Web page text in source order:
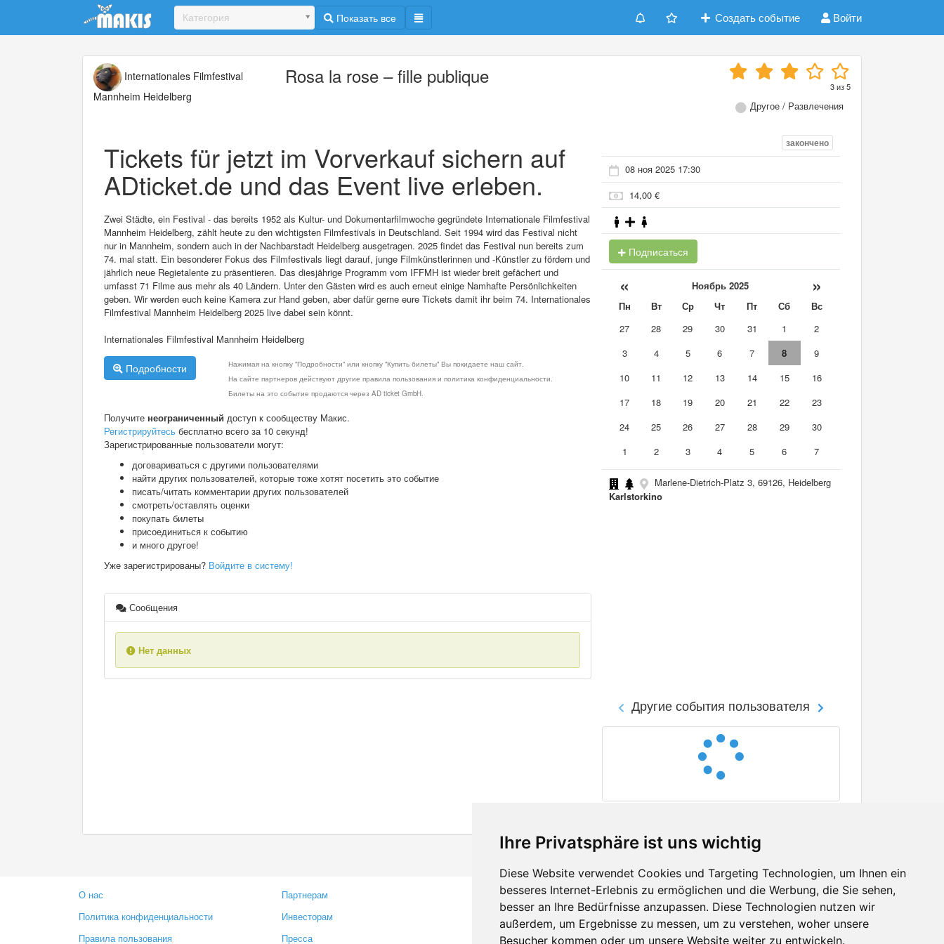
Ihre Privatsphäre ist uns wichtig
Diese Website verwendet Cookies und Targeting Technologien, um Ihnen ein
besseres Internet-Erlebnis zu ermöglichen und die Werbung, die Sie sehen,
besser an Ihre Bedürfnisse anzupassen. Diese Technologien nutzen wir
außerdem, um Ergebnisse zu messen, um zu verstehen, woher unsere
Besucher kommen oder um unsere Website weiter zu entwickeln.
Update cookies preferences
Категория Показать все Создать событие Войти
Internationales Filmfestival
Mannheim Heidelberg
Rosa la rose – fille publique 3из5
Другое / Развлечения
Tickets für jetzt im Vorverkauf sichern auf
ADticket.de und das Event live erleben.
Zwei Städte, ein Festival - das bereits 1952 als Kultur- und Dokumentarfilmwoche gegründete Internationale Filmfestival
Mannheim Heidelberg, zählt heute zu den wichtigsten Filmfestivals in Deutschland. Seit 1994 wird das Festival nicht
nur in Mannheim, sondern auch in der Nachbarstadt Heidelberg ausgetragen. 2025 findet das Festival nun bereits zum
74. mal statt. Ein besonderer Fokus des Filmfestivals liegt darauf, junge Filmkünstlerinnen und -Künstler zu fördern und
jährlich neue Regietalente zu präsentieren. Das diesjährige Programm vom IFFMH ist wieder breit gefächert und
umfasst 71 Filme aus mehr als 40 Ländern. Unter den Gästen wird es auch erneut einige Namhafte Persönlichkeiten
geben. Wir werden euch keine Kamera zur Hand geben, aber dafür gerne eure Tickets damit ihr beim 74. Internationales
Filmfestival Mannheim Heidelberg 2025 live dabei sein könnt.
Internationales Filmfestival Mannheim Heidelberg
Подробности
Нажимая на кнопку "Подробности" или кнопку "Купить билеты" Вы покидаете наш сайт.
На сайте партнеров действуют другие правила пользования и политика конфиденциальности.
Билеты на это событие продаются через AD ticket GmbH.
Получите неограниченный доступ к сообществу Макис.
Регистрируйтесь бесплатно всего за 10 секунд!
Зарегистрированные пользователи могут:
договариваться с другими пользователями
найти других пользователей, которые тоже хотят посетить это событие
писать/читать комментарии других пользователей
смотреть/оставлять оценки
покупать билеты
присоединиться к событию
и много другое!
Уже зарегистрированы? Войдите в систему!
Сообщения
Нет данных
закончено
08 ноя 2025 17:30
14,00 €
Подписаться
« Ноябрь 2025 »
Пн Вт Ср Чт Пт Сб
Вс
27
28 29 30 31 1
2
3
4 5 6 7 8
9
10
11 12 13 14 15
16
17
18 19 20 21 22
23
24
25 26 27 28 29
30
1
2 3 4 5 6 7
Marlene-Dietrich-Platz 3, 69126, Heidelberg
Karlstorkino
Другие события пользователя
О нас
Политика конфиденциальности
Правила пользования
Партнерам
Инвесторам
Пресса
Контакты
Оставить отзыв
Сообщить об ошибке
Facebook
Twitter
YouTube